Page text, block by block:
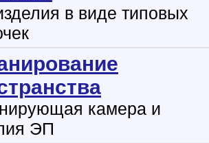
в виде типовых
камера и
ЭП